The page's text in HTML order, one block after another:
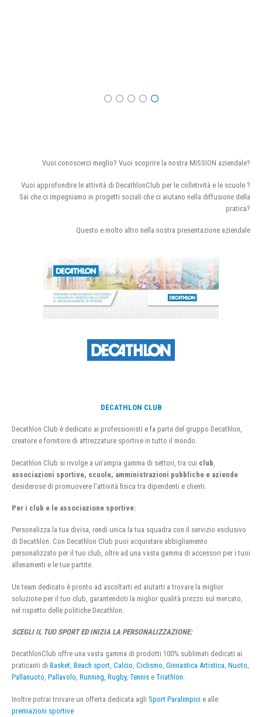
Vuoi conoscerci meglio? Vuoi scoprire la nostra MISSION aziendale?
Vuoi approfondire le attività di DecathlonClub per le colletività e le scuole ?
Sai che ci impegniamo in progetti sociali che ci aiutano nella diffusione della
pratica?
Questo e molto altro nella nostra presentazione aziendale
DECATHLON CLUB
Decathlon Club è dedicato ai professionisti e fa parte del gruppo Decathlon,
creatore e fornitore di attrezzature sportive in tutto il mondo.
Decathlon Club si rivolge a un’ampia gamma di settori, tra cui club
associazioni sportive, scuole, amministrazioni pubbliche e aziende
desiderose di promuovere l’attività fisica tra dipendenti e clienti.
Per i club e le associazione sportive:
Personalizza la tua divisa, rendi unica la tua squadra con il servizio esclusivo
di Decathlon. Con Decathlon Club puoi acquistare abbigliamento
personalizzato per il tuo club, oltre ad una vasta gamma di accessori per i tuoi
allenamenti e le tue partite.
Un team dedicato è pronto ad ascoltarti ed aiutarti a trovare la miglior
soluzione per il tuo club, garantendoti la miglior qualità prezzo sul mercato,
nel rispetto delle politiche Decathlon.
SCEGLI IL TUO SPORT ED INIZIA LA PERSONALIZZAZIONE:
DecathlonClub offre una vasta gamma di prodotti 100% sublimati dedicati ai
praticanti di Basket, Beach sport, Calcio, Ciclismo, Ginnastica Artistica, Nuoto,
Pallanuoto, Pallavolo, Running, Rugby, Tennis e Triathlon.
Inoltre potrai trovare un offerta dedicata agli Sport Paralimpici e alle
premiazioni sportive